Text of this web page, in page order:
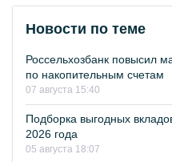
Новости по теме
Россельхозбанк повысил
по накопительным счетам
07 августа 15:40
Подборка выгодных
2026 года
05 августа 18:07